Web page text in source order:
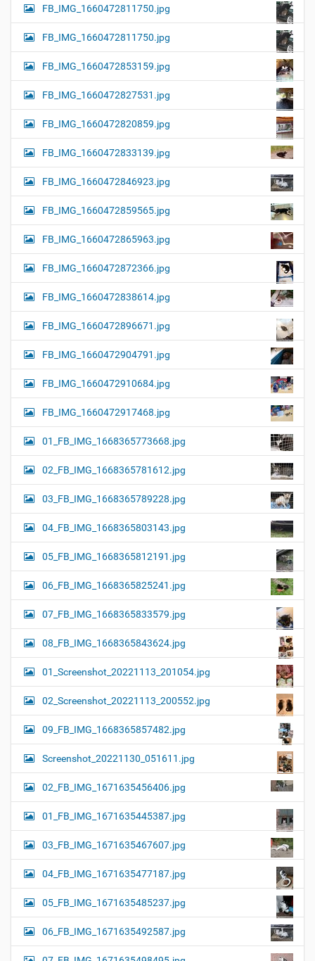
FB_IMG_1660472811750.jpg
FB_IMG_1660472811750.jpg
FB_IMG_1660472853159.jpg
FB_IMG_1660472827531.jpg
FB_IMG_1660472820859.jpg
FB_IMG_1660472833139.jpg
FB_IMG_1660472846923.jpg
FB_IMG_1660472859565.jpg
FB_IMG_1660472865963.jpg
FB_IMG_1660472872366.jpg
FB_IMG_1660472838614.jpg
FB_IMG_1660472896671.jpg
FB_IMG_1660472904791.jpg
FB_IMG_1660472910684.jpg
FB_IMG_1660472917468.jpg
01_FB_IMG_1668365773668.jpg
02_FB_IMG_1668365781612.jpg
03_FB_IMG_1668365789228.jpg
04_FB_IMG_1668365803143.jpg
05_FB_IMG_1668365812191.jpg
06_FB_IMG_1668365825241.jpg
07_FB_IMG_1668365833579.jpg
08_FB_IMG_1668365843624.jpg
01_Screenshot_20221113_201054.jpg
02_Screenshot_20221113_200552.jpg
09_FB_IMG_1668365857482.jpg
Screenshot_20221130_051611.jpg
02_FB_IMG_1671635456406.jpg
01_FB_IMG_1671635445387.jpg
03_FB_IMG_1671635467607.jpg
04_FB_IMG_1671635477187.jpg
05_FB_IMG_1671635485237.jpg
06_FB_IMG_1671635492587.jpg